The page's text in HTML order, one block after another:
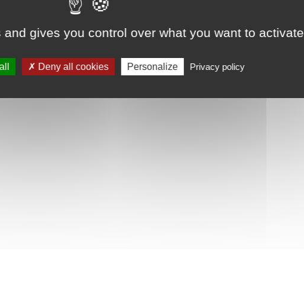
gives you control over what you want to activate
Deny all cookies Personalize Privacy policy